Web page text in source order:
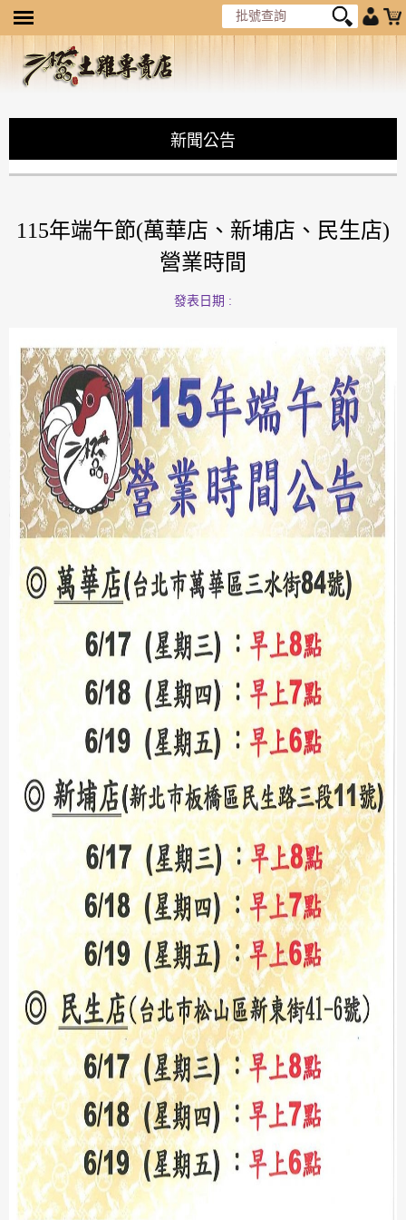
新聞公告
115年端午節(萬華店、新埔店、民生店)
營業時間
發表日期 :